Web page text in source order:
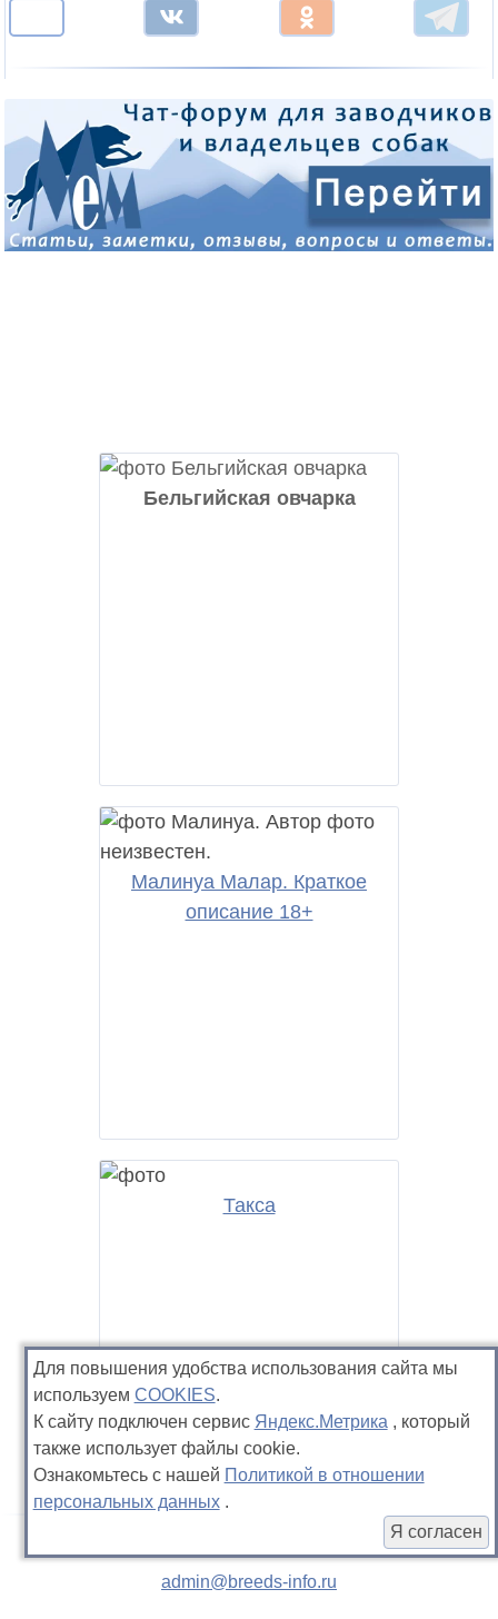
Малинуа Малар. Краткое
описание 18+
Такса
Бельгийская овчарка
admin@breeds-info.ru
Для повышения удобства использования сайта мы
используемCOOKIES.
К сайту подключен сервис Яндекс.Метрика , который
также использует файлы cookie.
Ознакомьтесь с нашей Политикой в отношении
персональных данных .
Я согласен